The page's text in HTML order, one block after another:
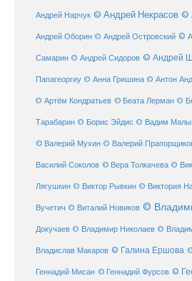
Андрей Нарчук © Андрей Некрасов ©
Андрей Оборин © Андрей Островский ©
Самарин © Андрей Сидоров © Андрей
Папагеоргиу © Анна Гришина © Антон
© Артём Кондратьев © Беата Лерман ©
Тарабарин © Борис Эйдис © Вадим
© Валерий Мухин © Валерий
Василий Соколов © Вера Толкачева ©
Лягушкин © Виктор Рывкин © Виктория
Вучетич © Виталий Новиков ©
Докучаев © Владимир Николаев ©
Владислав Макаров © Галина Ершова
Геннадий Мисан © Геннадий Фурсов ©